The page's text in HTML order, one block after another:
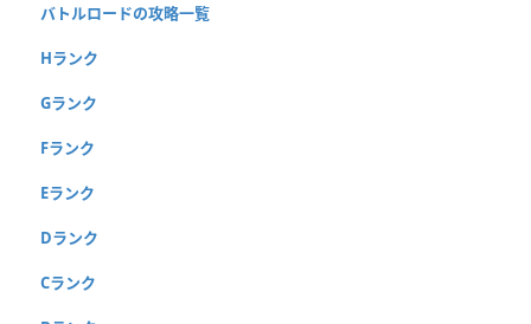
バトルロードの攻略一覧
Hランク
Gランク
Fランク
Eランク
Dランク
Cランク